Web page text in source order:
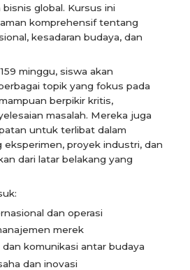
global. Kursus ini
komprehensif tentang
kesadaran budaya, dan
minggu, siswa akan
topik yang fokus pada
berpikir kritis,
masalah. Mereka juga
untuk terlibat dalam
eksperimen, proyek industri, dan
dari latar belakang yang
dan operasi
merek
dan komunikasi antar budaya
dan inovasi